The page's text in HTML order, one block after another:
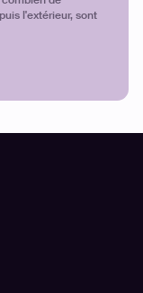
l'extérieur, sont